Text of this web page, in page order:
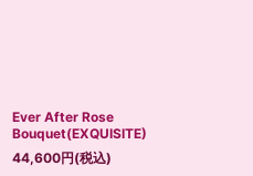
Ever After Rose
Bouquet(EXQUISITE)
44,600円(税込)